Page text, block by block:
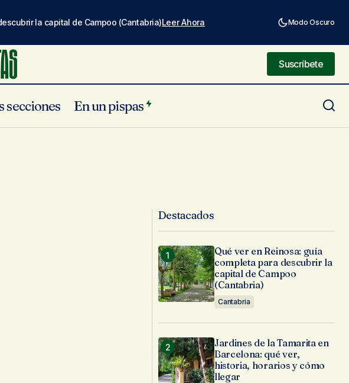
la capital de Campoo (Cantabria)Leer Ahora Modo Oscuro
Suscríbete
Suscríbete
secciones En un pispas
Destacados
Qué ver en Reinosa: guía
completa para descubrir la
capital de Campoo
(Cantabria)
Cantabria
Jardines de la Tamarita en
Barcelona: qué ver,
historia, horarios y cómo
llegar